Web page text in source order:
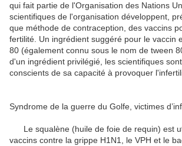
qui fait partie de l'Organisation des Nations
scientifiques de l'organisation développent,
que méthode de contraception, des vaccins
fertilité. Un ingrédient suggéré pour le vaccin
80 (également connu sous le nom de tween
d'un ingrédient privilégié, les scientifiques
conscients de sa capacité à provoquer
Syndrome de la guerre du Golfe, victimes
Le squalène (huile de foie de requin) est
vaccins contre la grippe H1N1, le VPH et le